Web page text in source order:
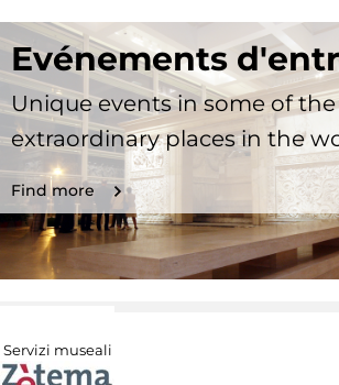
Evénements
Unique events in some of
extraordinary places in the
Find more
Servizi museali